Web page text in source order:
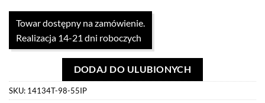
Towar dostępny na zamówienie.
Realizacja 14-21 dni roboczych
DODAJ DO ULUBIONYCH
SKU: 14134T-98-55IP